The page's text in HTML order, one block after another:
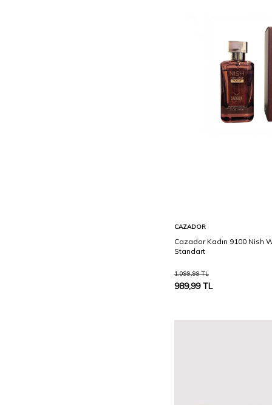
CAZADOR
Cazador Kadın 9100 Nish
Standart
1.099,99TL
989,99TL